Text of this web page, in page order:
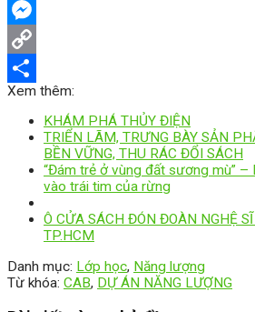
Facebook
Messenger
Copy
Link
Share
Xem thêm:
KHÁM PHÁ THỦY ĐIỆN
TRIỂN LÃM, TRƯNG BÀY SẢN
BỀN VỮNG, THU RÁC ĐỔI SÁCH
“Đám trẻ ở vùng đất sương mù” –
vào trái tim của rừng
Ô CỬA SÁCH ĐÓN ĐOÀN NGHỆ
TP.HCM
Danh mục: Lớp học, Năng lượng
Từ khóa: CAB, DỰ ÁN NĂNG LƯỢNG